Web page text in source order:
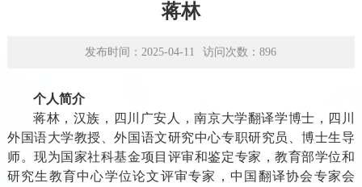
蒋林
发布时间：2025-04-11 访问次数：896
个人简介
蒋林，汉族，四川广安人，南京大学翻译学博士，四川
外国语大学教授、外国语文研究中心专职研究员、博士生导
师。现为国家社科基金项目评审和鉴定专家，教育部学位和
研究生教育中心学位论文评审专家，中国翻译协会专家会